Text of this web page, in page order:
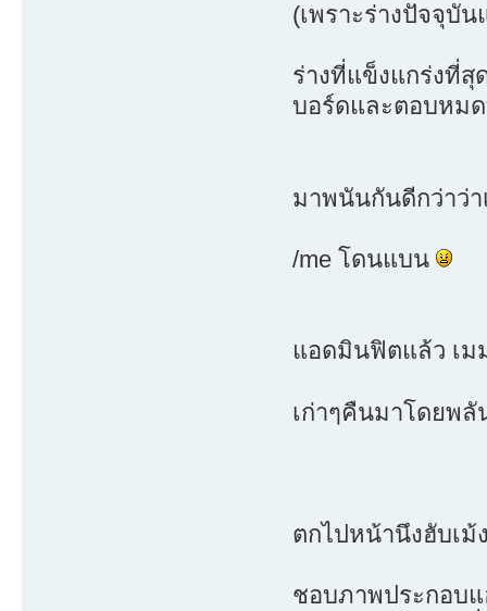
(เพราะร่างปัจจุบั
ร่างที่แข็งแกร่งที่สุ
บอร์ดและตอบหม
มาพนันกันดีกว่าว่
/me โดนแบน
แอดมินฟิตแล้ว เม
เก่าๆคืนมาโดยพ
ตกไปหน้านึงฮับเ
ชอบภาพประกอบ